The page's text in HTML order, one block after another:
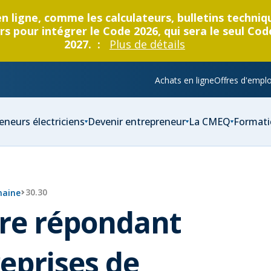
comme les calculateurs, bulletins
pour intégrer le Code 2026, qui sera le seul
2027. :
Plus de détails
Achats en ligneOffres
électriciens Devenir entrepreneur La CMEQ
30.30
répondant
de